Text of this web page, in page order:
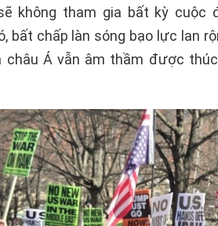
không tham gia bất kỳ cuộc
bất chấp làn sóng bạo lực lan
châu Á vẫn âm thầm được